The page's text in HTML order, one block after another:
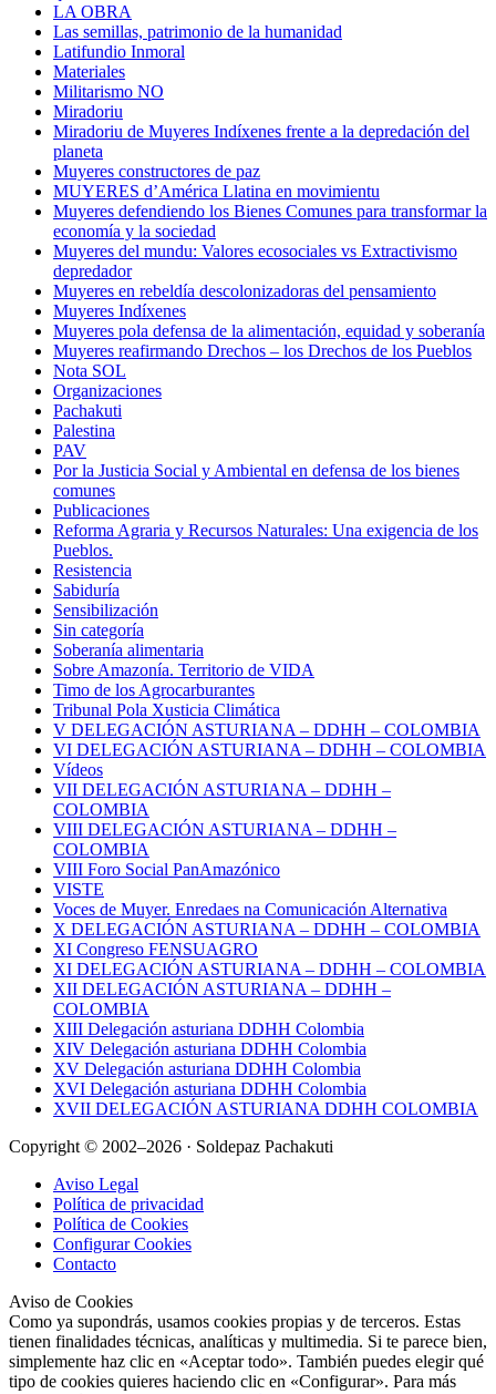
LA OBRA
Las semillas, patrimonio de la humanidad
Latifundio Inmoral
Materiales
Militarismo NO
Miradoriu
Miradoriu de Muyeres Indíxenes frente a la depredación del
planeta
Muyeres constructores de paz
MUYERES d’América Llatina en movimientu
Muyeres defendiendo los Bienes Comunes para transformar la
economía y la sociedad
Muyeres del mundu: Valores ecosociales vs Extractivismo
depredador
Muyeres en rebeldía descolonizadoras del pensamiento
Muyeres Indíxenes
Muyeres pola defensa de la alimentación, equidad y soberanía
Muyeres reafirmando Drechos – los Drechos de los Pueblos
Nota SOL
Organizaciones
Pachakuti
Palestina
PAV
Por la Justicia Social y Ambiental en defensa de los bienes
comunes
Publicaciones
Reforma Agraria y Recursos Naturales: Una exigencia de los
Pueblos.
Resistencia
Sabiduría
Sensibilización
Sin categoría
Soberanía alimentaria
Sobre Amazonía. Territorio de VIDA
Timo de los Agrocarburantes
Tribunal Pola Xusticia Climática
V DELEGACIÓN ASTURIANA – DDHH – COLOMBIA
VI DELEGACIÓN ASTURIANA – DDHH – COLOMBIA
Vídeos
VII DELEGACIÓN ASTURIANA – DDHH –
COLOMBIA
VIII DELEGACIÓN ASTURIANA – DDHH –
COLOMBIA
VIII Foro Social PanAmazónico
VISTE
Voces de Muyer. Enredaes na Comunicación Alternativa
X DELEGACIÓN ASTURIANA – DDHH – COLOMBIA
XI Congreso FENSUAGRO
XI DELEGACIÓN ASTURIANA – DDHH – COLOMBIA
XII DELEGACIÓN ASTURIANA – DDHH –
COLOMBIA
XIII Delegación asturiana DDHH Colombia
XIV Delegación asturiana DDHH Colombia
XV Delegación asturiana DDHH Colombia
XVI Delegación asturiana DDHH Colombia
XVII DELEGACIÓN ASTURIANA DDHH COLOMBIA
Copyright © 2002–2026 · Soldepaz Pachakuti
Aviso Legal
Política de privacidad
Política de Cookies
Configurar Cookies
Contacto
Aviso de Cookies
Como ya supondrás, usamos cookies propias y de terceros. Estas
tienen finalidades técnicas, analíticas y multimedia. Si te parece bien,
simplemente haz clic en «Aceptar todo». También puedes elegir qué
tipo de cookies quieres haciendo clic en «Configurar». Para más